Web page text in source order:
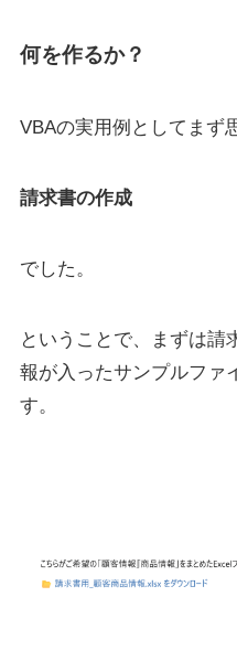
何を作るか？
VBAの実用例としてまず
請求書の作成
でした。
ということで、まずは請
報が入ったサンプルファ
す。